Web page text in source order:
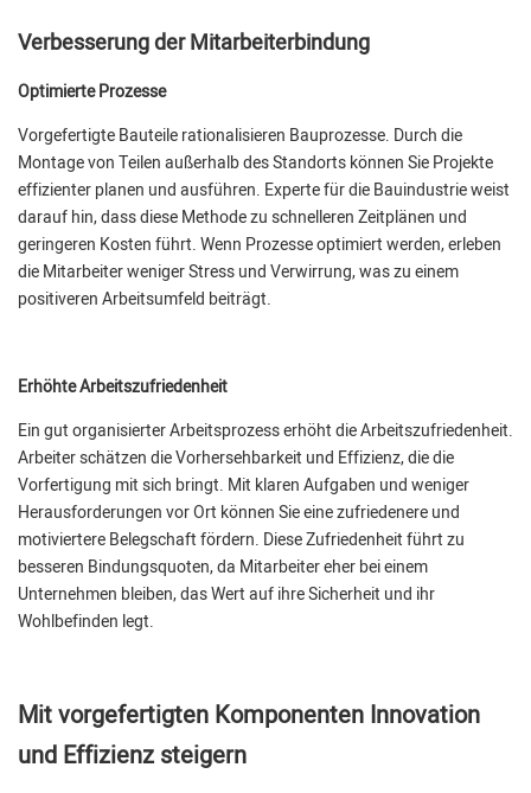
Verbesserung der Mitarbeiterbindung
Optimierte Prozesse
Vorgefertigte Bauteile rationalisieren Bauprozesse. Durch die
Montage von Teilen außerhalb des Standorts können Sie Projekte
effizienter planen und ausführen. Experte für die Bauindustrie weist
darauf hin, dass diese Methode zu schnelleren Zeitplänen und
geringeren Kosten führt. Wenn Prozesse optimiert werden, erleben
die Mitarbeiter weniger Stress und Verwirrung, was zu einem
positiveren Arbeitsumfeld beiträgt.
Erhöhte Arbeitszufriedenheit
Ein gut organisierter Arbeitsprozess erhöht die Arbeitszufriedenheit.
Arbeiter schätzen die Vorhersehbarkeit und Effizienz, die die
Vorfertigung mit sich bringt. Mit klaren Aufgaben und weniger
Herausforderungen vor Ort können Sie eine zufriedenere und
motiviertere Belegschaft fördern. Diese Zufriedenheit führt zu
besseren Bindungsquoten, da Mitarbeiter eher bei einem
Unternehmen bleiben, das Wert auf ihre Sicherheit und ihr
Wohlbefinden legt.
Mit vorgefertigten Komponenten Innovation
und Effizienz steigern